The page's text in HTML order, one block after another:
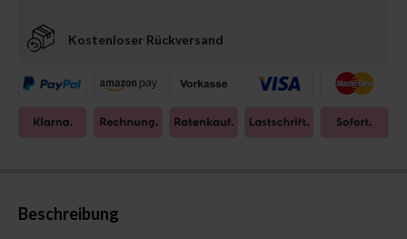
Kostenloser Rückversand
Beschreibung